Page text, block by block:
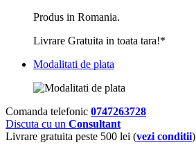
Produs in Romania.
Livrare Gratuita in toata tara!*
Modalitati de plata
Comanda telefonic 0747263728
Discuta cu un Consultant
Livrare gratuita peste 500 lei (vezi conditii)